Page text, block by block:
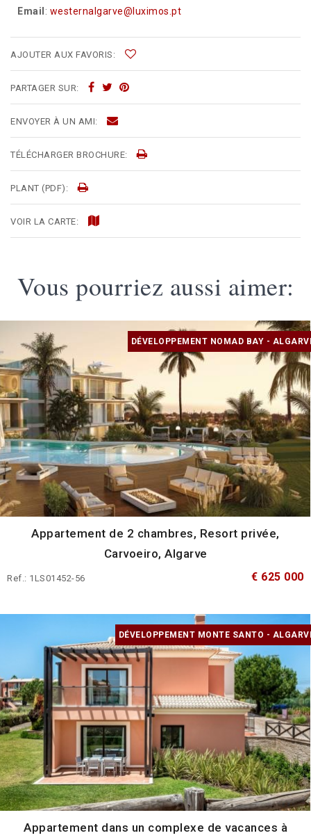
Email : westernalgarve@luximos.pt
AJOUTER AUX FAVORIS:
PARTAGER SUR:
ENVOYER À UN AMI:
TÉLÉCHARGER BROCHURE:
PLANT (PDF):
VOIR LA CARTE:
Vous pourriez aussi aimer:
DÉVELOPPEMENT NOMAD BAY -
Appartement de 2 chambres, Resort privée,
Carvoeiro, Algarve
Ref.: 1LS01452-56 € 625 000
DÉVELOPPEMENT MONTE SANTO -
Appartement dans un complexe de vacances à